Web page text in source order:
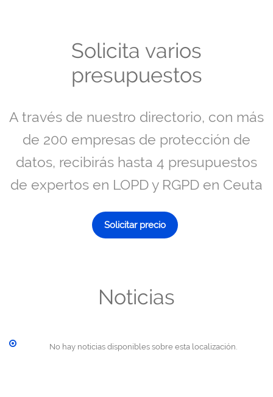
Solicita varios
presupuestos
A través de nuestro directorio, con más
de 200 empresas de protección de
datos, recibirás hasta 4 presupuestos
de expertos en LOPD y RGPD en Ceuta
Solicitar precio
Noticias
No hay noticias disponibles sobre esta localización.